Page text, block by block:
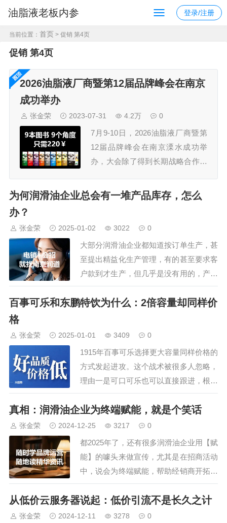
油脂液老板内参 登录/注册
当前位置： 首页 > 促销 第4页
促销 第4页
2026油脂液厂商暨第12届品牌峰会在南京
成功举办
张金荣 2023-07-31 4.2万 0
7月9-10日，2026油脂液厂商暨第
12届品牌峰会在南京溧水成功举
办，大会除了得到长期战略合作伙
司、江苏汤姆智能装备有限公司的
会还安排了参观车油尿素液领导品
牌，占地195亩的可兰素工厂，特
种润滑脂企业，占…
为何润滑油企业总会有一堆产品库存，怎么
办？
张金荣 2025-01-02 3022 0
大部分润滑油企业都知道按订单生产，甚
至提出精益化生产管理，有的甚至要求客
户款到才生产，但几乎是没有用的，产品
库存依旧不断堆积，尤其是一些冷门产品
更是在角落吃灰，这是怎么回事，有改善
没必要每天去…
百事可乐和东鹏特饮为什么：2倍容量却同样价
格
张金荣 2025-01-01 3409 0
1915年百事可乐选择更大容量同样价格的
方式发起进攻。这个战术被很多人忽略，
理由一是可口可乐也可以直接跟进，根本
算不上一个好的战术，理由二是两倍容量
一样价格多麻烦，直接半价不就行了？然
而我们认为这是百事可乐的有效战术，两
倍容量一样价格跟直接半价有巨大差别。
从治疗头痛的糖浆到改变配方，变成提神
不伤脑的…
真相：润滑油企业为终端赋能，就是个笑话
张金荣 2024-12-25 3217 0
都2025年了，还有很多润滑油企业用【赋
能】的噱头来做宣传，尤其是在招商活动
中，说会为终端赋能，帮助经销商开拓市
场，而针对汽修门店则说会帮助他们引
流、拉新，实现快速回笼资金，有的还说
打造了抖音连锁门店矩阵，你认领后，客
从低价云服务器说起：低价引流不是长久之计
张金荣 2024-12-11 3278 0